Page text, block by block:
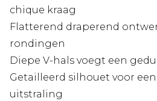
chique kraag
Flatterend draperend
rondingen
Diepe V-hals voegt een
Getailleerd silhouet voor
uitstraling